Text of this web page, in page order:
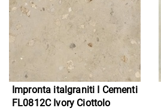
Impronta italgraniti I Cementi
FL0812C Ivory Ciottolo